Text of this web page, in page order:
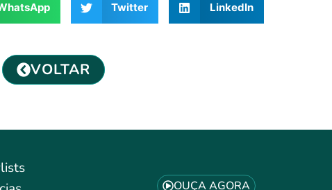
Twitter LinkedIn
VOLTAR
OUÇA AGORA